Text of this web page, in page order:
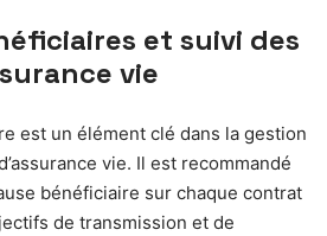
et suivi des
vie
est un élément clé dans la gestion
vie. Il est recommandé
bénéficiaire sur chaque contrat
de transmission et de